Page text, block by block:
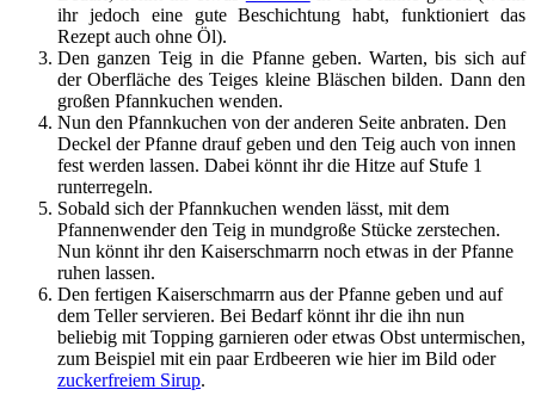
ihr jedoch eine gute Beschichtung habt, funktioniert das
Rezept auch ohne Öl).
Den ganzen Teig in die Pfanne geben. Warten, bis sich auf
der Oberfläche des Teiges kleine Bläschen bilden. Dann den
großen Pfannkuchen wenden.
Nun den Pfannkuchen von deranderen Seite anbraten. Den
Deckel der Pfanne drauf geben und den Teig auch von innen
fest werden lassen. Dabei könnt ihr die Hitze auf Stufe 1
runterregeln.
Sobald sich der Pfannkuchen wenden lässt, mit dem
Pfannenwender den Teig in mundgroße Stücke zerstechen.
Nun könnt ihr den Kaiserschmarrn noch etwas in der Pfanne
ruhen lassen.
Den fertigen Kaiserschmarrn aus der Pfanne geben und auf
dem Teller servieren. Bei Bedarf könnt ihr die ihn nun
beliebig mit Topping garnieren oder etwas Obst untermischen,
zum Beispiel mit ein paar Erdbeeren wie hier im Bild oder
zuckerfreiem Sirup.